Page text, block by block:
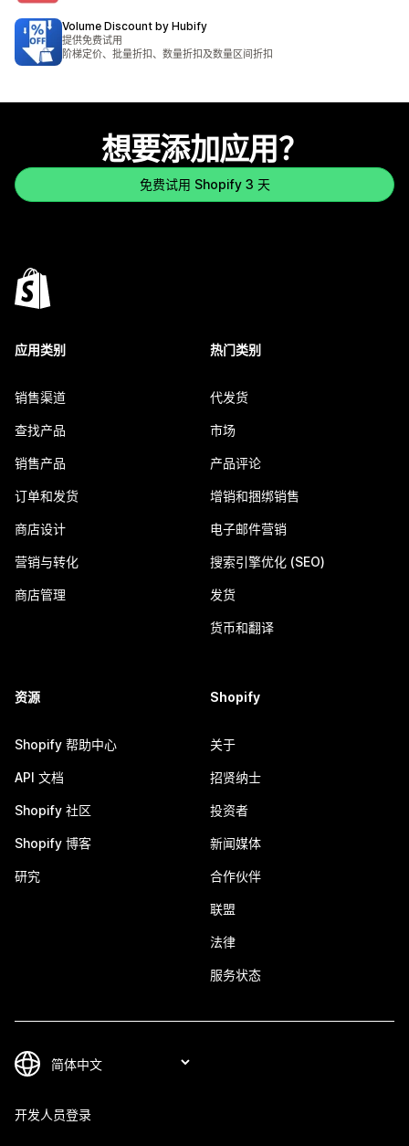
Volume Discount by Hubify
提供免费试用
阶梯定价、批量折扣、数量折扣及数量区间折扣
想要添加应用？
免费试用 Shopify 3 天
应用类别
销售渠道
查找产品
销售产品
订单和发货
商店设计
营销与转化
商店管理
热门类别
代发货
市场
产品评论
增销和捆绑销售
电子邮件营销
搜索引擎优化 (SEO)
发货
货币和翻译
资源
Shopify 帮助中心
API 文档
Shopify 社区
Shopify 博客
研究
Shopify
关于
招贤纳士
投资者
新闻媒体
合作伙伴
联盟
法律
服务状态
开发人员登录